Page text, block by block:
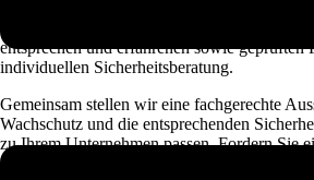
entsprechen und erfahrenen sowie geprüften
individuellen Sicherheitsberatung.
Gemeinsam stellen wir eine fachgerechte
Wachschutz und die entsprechenden
zu Ihrem Unternehmen passen. Fordern Sie
Angebot